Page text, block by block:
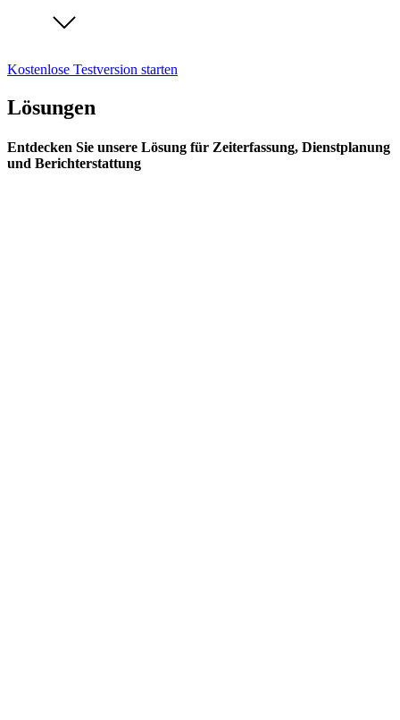
Kostenlose Testversion starten
Lösungen
Entdecken Sie unsere Lösung für Zeiterfassung, Dienstplanung
und Berichterstattung